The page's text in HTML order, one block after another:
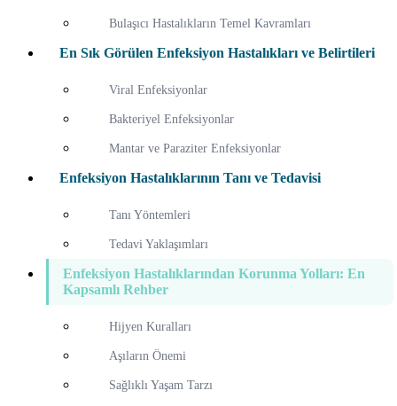
Bulaşıcı Hastalıkların Temel Kavramları
En Sık Görülen Enfeksiyon Hastalıkları ve Belirtileri
Viral Enfeksiyonlar
Bakteriyel Enfeksiyonlar
Mantar ve Paraziter Enfeksiyonlar
Enfeksiyon Hastalıklarının Tanı ve Tedavisi
Tanı Yöntemleri
Tedavi Yaklaşımları
Enfeksiyon Hastalıklarından Korunma Yolları: En
Kapsamlı Rehber
Hijyen Kuralları
Aşıların Önemi
Sağlıklı Yaşam Tarzı